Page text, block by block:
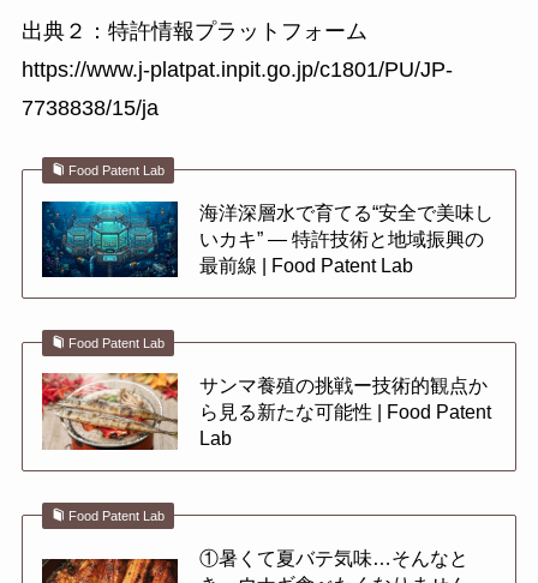
出典２：特許情報プラットフォーム
https://www.j-platpat.inpit.go.jp/c1801/PU/JP-
7738838/15/ja
Food Patent Lab
海洋深層水で育てる“安全で美味し
いカキ” ― 特許技術と地域振興の
最前線 | Food Patent Lab
Food Patent Lab
サンマ養殖の挑戦ー技術的観点か
ら見る新たな可能性 | Food Patent
Lab
Food Patent Lab
①暑くて夏バテ気味…そんなと